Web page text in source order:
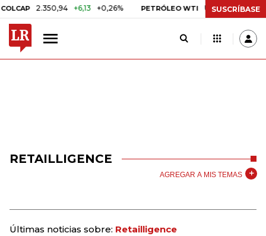
2.350,94 +6,13 +0,26% PETRÓLEO WTI US$ 78,01 US$ 2,92
SUSCRÍBASE
RETAILLIGENCE
AGREGAR A MIS TEMAS
Últimas noticias sobre: Retailligence